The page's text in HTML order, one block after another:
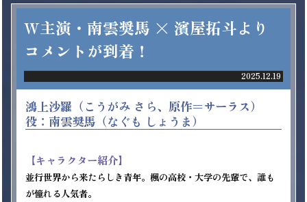
W主演・南雲奨馬 × 濱屋拓斗より
コメントが到着！
2025.12.19
鴻上沙羅（こうがみ さら、原作＝サーラス）
役：南雲奨馬（なぐも しょうま）
【キャラクター紹介】
並行世界から来たらしき青年。楓の高校・大学の先輩で、誰も
が憧れる人気者。